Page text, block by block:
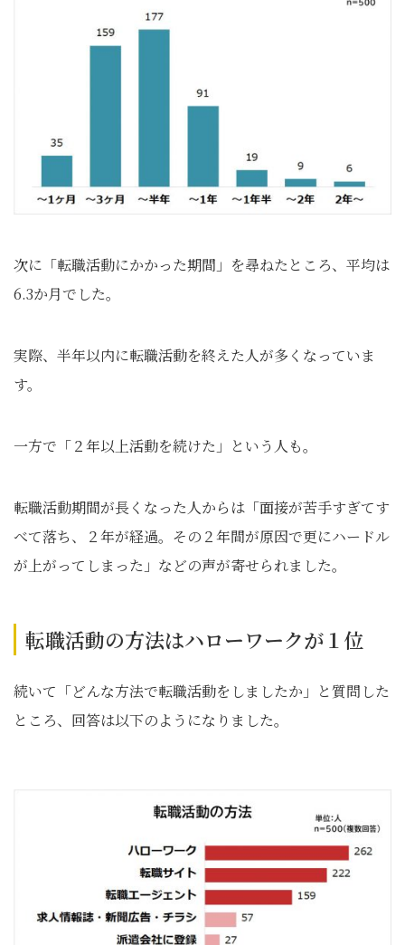
次に「転職活動にかかった期間」を尋ねたところ、平均は
6.3か月でした。
実際、半年以内に転職活動を終えた人が多くなっていま
す。
一方で「２年以上活動を続けた」という人も。
転職活動期間が長くなった人からは「面接が苦手すぎてす
べて落ち、２年が経過。その２年間が原因で更にハードル
が上がってしまった」などの声が寄せられました。
転職活動の方法はハローワークが１位
続いて「どんな方法で転職活動をしましたか」と質問した
ところ、回答は以下のようになりました。